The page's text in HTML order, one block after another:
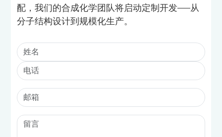
配，我们的合成化学团队将启动定制开发——从
分子结构设计到规模化生产。